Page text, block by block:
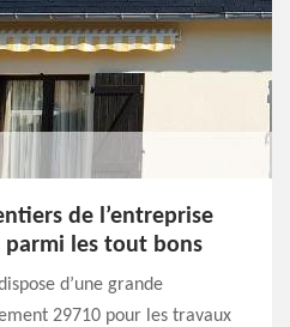
de l’entreprise
parmi les tout bons
d’une grande
29710 pour les travaux